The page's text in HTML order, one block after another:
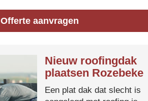
Offerte aanvragen
Nieuw roofingdak
plaatsen Rozebeke
Een plat dak dat slecht is